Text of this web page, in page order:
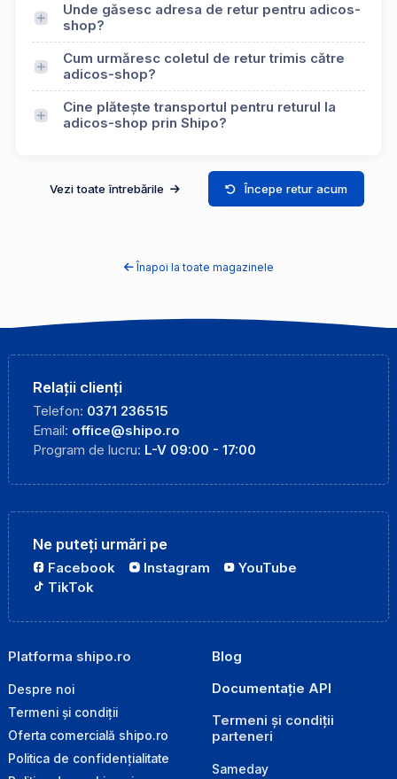
Unde găsesc adresa de retur pentru adicos-
shop?
Cum urmăresc coletul de retur trimis către
adicos-shop?
Cine plătește transportul pentru returul la
adicos-shop prin Shipo?
Vezi toate întrebările Începe retur acum
Înapoi la toate magazinele
Relații clienți
Telefon: 0371 236515
Email: office@shipo.ro
Program de lucru: L-V 09:00 - 17:00
Ne puteți urmări pe
Facebook Instagram
YouTube
TikTok
Platforma shipo.ro
Despre noi
Termeni și condiții
Oferta comercială shipo.ro
Politica de confidențialitate
Blog
Documentație API
Termeni și condiții
parteneri
Sameday